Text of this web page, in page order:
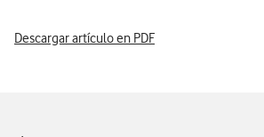
Descargar artículo en PDF